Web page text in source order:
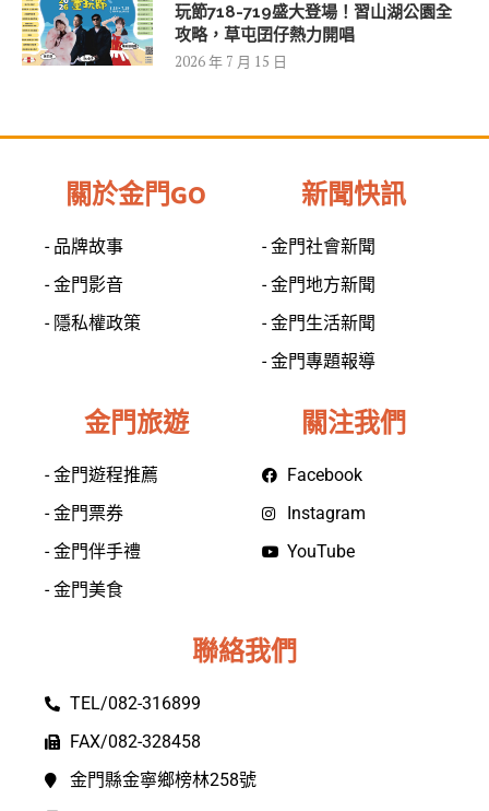
玩節718-719盛大登場！習山湖公園全
攻略，草屯囝仔熱力開唱
2026 年 7 月 15 日
關於金門GO
- 品牌故事
- 金門影音
- 隱私權政策
新聞快訊
- 金門社會新聞
- 金門地方新聞
- 金門生活新聞
- 金門專題報導
金門旅遊
- 金門遊程推薦
- 金門票券
- 金門伴手禮
- 金門美食
關注我們
Facebook
Instagram
YouTube
聯絡我們
TEL/082-316899
FAX/082-328458
金門縣金寧鄉榜林258號